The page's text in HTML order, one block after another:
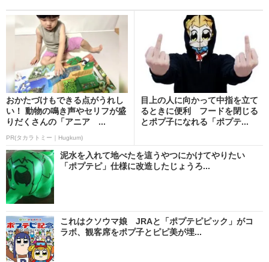
おかたづけもできる点がうれし
い！ 動物の鳴き声やセリフが盛
りだくさんの「アニア ...
PR(タカラトミー｜Hugkum)
目上の人に向かって中指を立て
るときに便利 フードを閉じる
とポプ子になれる「ポプテ...
泥水を入れて地べたを這うやつにかけてやりたい
「ポプテピ」仕様に改造したじょうろ...
これはクソウマ娘 JRAと「ポプテピピック」がコ
ラボ、観客席をポプ子とピピ美が埋...